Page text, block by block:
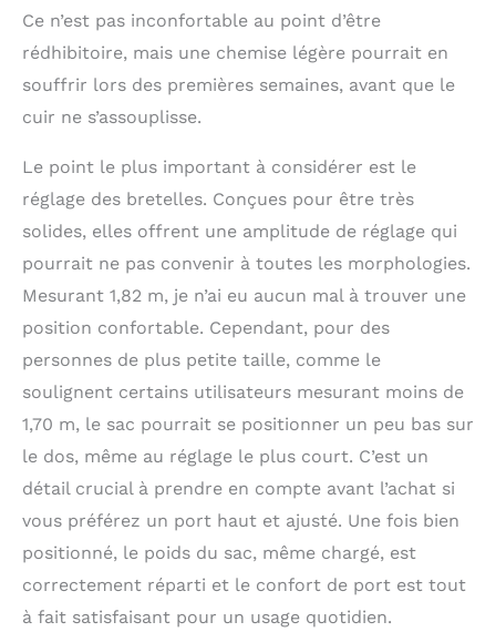
qualité et une
présentation soignée.
Offrez-leur une
expérience inoubliable
Ce n’est pas inconfortable au point d’être
rédhibitoire, mais une chemise légère pourrait en
souffrir lors des premières semaines, avant que le
cuir ne s’assouplisse.
Le point le plus important à considérer est le
réglage des bretelles. Conçues pour être très
solides, elles offrent une amplitude de réglage qui
pourrait ne pas convenir à toutes les morphologies.
Mesurant 1,82 m, je n’ai eu aucun mal à trouver une
position confortable. Cependant, pour des
personnes de plus petite taille, comme le
soulignent certains utilisateurs mesurant moins de
1,70 m, le sac pourrait se positionner un peu bas sur
le dos, même au réglage le plus court. C’est un
détail crucial à prendre en compte avant l’achat si
vous préférez un port haut et ajusté. Une fois bien
positionné, le poids du sac, même chargé, est
correctement réparti et le confort de port est tout
à fait satisfaisant pour un usage quotidien.